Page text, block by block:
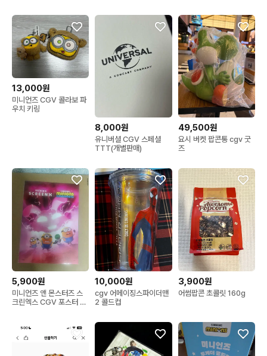
13,000원
미니언즈 CGV 콜라보 파
우치 키링
8,000원
유니버셜 CGV 스페셜
TTT(개별판매)
49,500원
요시 버켓 팝콘통 cgv 굿
즈
5,900원
미니언즈 앤 몬스터즈 스
크린엑스 CGV 포스터 굿
10,000원
cgv 어메이징스파이더맨
2 콜드컵
3,900원
어썸팝콘 초콜릿 160g